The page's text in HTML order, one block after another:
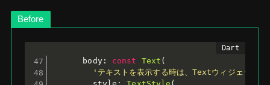
Before
      body
: const Text (
'テキストを表示する時は、Textウィジェット